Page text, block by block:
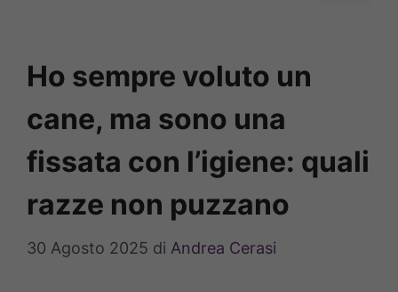
Ho sempre voluto un
cane, ma sono una
fissata con l’igiene: quali
razze non puzzano
30 Agosto 2025 di Andrea Cerasi